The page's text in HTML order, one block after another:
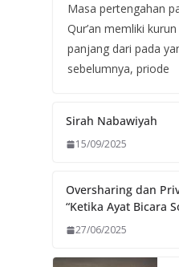
Masa pertengahan
Qur’an memliki
panjang dari pada
sebelumnya, priode
Sirah Nabawiyah
15/09/2025
Oversharing dan
“Ketika Ayat Bicara
27/06/2025